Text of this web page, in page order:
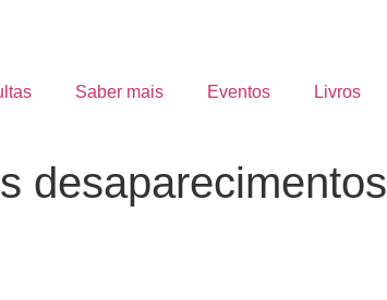
Saber mais Eventos Livros
desaparecimentos